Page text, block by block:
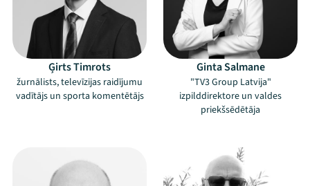
Ģirts Timrots
žurnālists, televīzijas raidījumu
vadītājs un sporta komentētājs
Ginta Salmane
"TV3 Group Latvija"
izpilddirektore un valdes
priekšsēdētāja